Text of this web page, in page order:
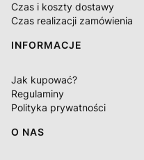
Czas i koszty dostawy
Czas realizacji zamówienia
INFORMACJE
Jak kupować?
Regulaminy
Polityka prywatności
O NAS